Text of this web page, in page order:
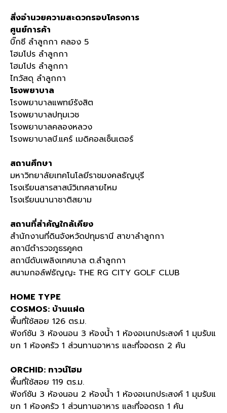
สิ่งอำนวยความสะดวกรอบโครงการ
ศูนย์การค้า
บิ๊กซี ลำลูกกา คลอง 5
โฮมโปร ลำลูกกา
โฮมโปร ลำลูกกา
ไทวัสดุ ลำลูกกา
โรงพยาบาล
โรงพยาบาลแพทย์รังสิต
โรงพยาบาลปทุมเวช
โรงพยาบาลคลองหลวง
โรงพยาบาลบี.แคร์ เมดิคอลเซ็นเตอร์
สถานศึกษา
มหาวิทยาลัยเทคโนโลยีราชมงคลธัญบุรี
โรงเรียนสารสาสน์วิเทศสายไหม
โรงเรียนนานาชาติสยาม
สถานที่สำคัญใกล้เคียง
สำนักงานที่ดินจังหวัดปทุมธานี สาขาลำลูกกา
สถานีตำรวจภูธรคูคต
สถานีดับเพลิงเทศบาล ต.ลำลูกกา
สนามกอล์ฟธัญญะ THE RG CITY GOLF CLUB
HOME TYPE
COSMOS: บ้านแฝด
พื้นที่ใช้สอย 126 ตร.ม.
ฟังก์ชัน 3 ห้องนอน 3 ห้องน้ำ 1 ห้องอเนกประสงค์ 1 มุมรับแ
ขก 1 ห้องครัว 1 ส่วนทานอาหาร และที่จอดรถ 2 คัน
ORCHID: ทาวน์โฮม
พื้นที่ใช้สอย 119 ตร.ม.
ฟังก์ชัน 3 ห้องนอน 2 ห้องน้ำ 1 ห้องอเนกประสงค์ 1 มุมรับแ
ขก 1 ห้องครัว 1 ส่วนทานอาหาร และที่จอดรถ 1 คัน